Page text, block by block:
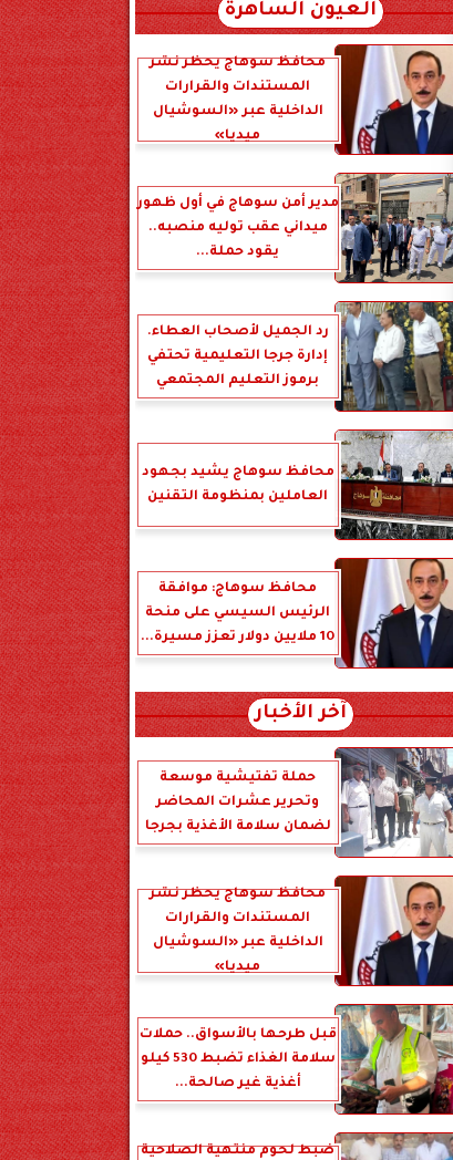
العيون الساهرة
محافظ سوهاج يحظر نشر
المستندات والقرارات
الداخلية عبر «السوشيال
ميديا»
مدير أمن سوهاج في أول ظهور
ميداني عقب توليه منصبه..
يقود حملة...
رد الجميل لأصحاب العطاء.
إدارة جرجا التعليمية تحتفي
برموز التعليم المجتمعي
محافظ سوهاج يشيد بجهود
العاملين بمنظومة التقنين
محافظ سوهاج: موافقة
الرئيس السيسي على منحة
10 ملايين دولار تعزز مسيرة...
آخر الأخبار
حملة تفتيشية موسعة
وتحرير عشرات المحاضر
لضمان سلامة الأغذية بجرجا
محافظ سوهاج يحظر نشر
المستندات والقرارات
الداخلية عبر «السوشيال
ميديا»
قبل طرحها بالأسواق.. حملات
سلامة الغذاء تضبط 530 كيلو
أغذية غير صالحة...
ضبط لحوم منتهية الصلاحية